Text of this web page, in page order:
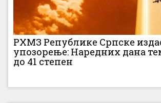
РХМЗ Републике Српске
упозорење: Наредних дана
до 41 степен